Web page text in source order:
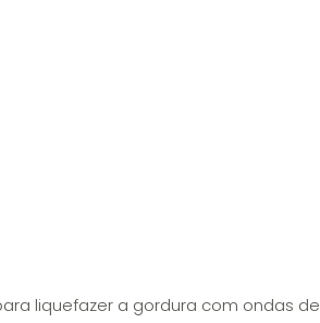
liquefazer a gordura com ondas de